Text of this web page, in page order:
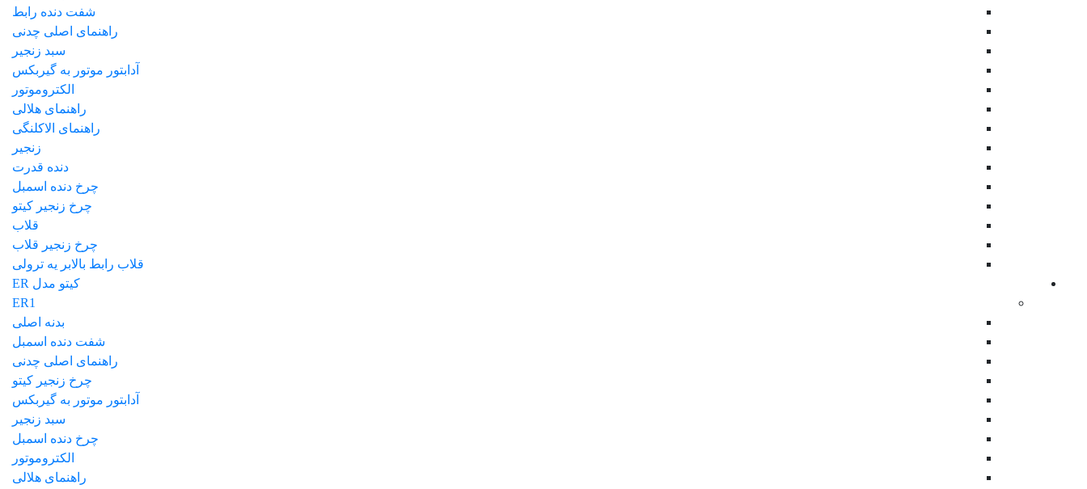
شفت دنده رابط
راهنمای اصلی چدنی
سبد زنجیر
آدابتور موتور به گیربکس
الکتروموتور
راهنمای هلالی
راهنمای الاکلنگی
زنجیر
دنده قدرت
چرخ دنده اسمبل
چرخ زنجیر کیتو
قلاب
چرخ زنجیر قلاب
قلاب رابط بالابر یه ترولی
کیتو مدل ER
ER1
بدنه اصلی
شفت دنده اسمبل
راهنمای اصلی چدنی
چرخ زنجیر کیتو
آدابتور موتور به گیربکس
سبد زنجیر
چرخ دنده اسمبل
الکتروموتور
راهنمای هلالی